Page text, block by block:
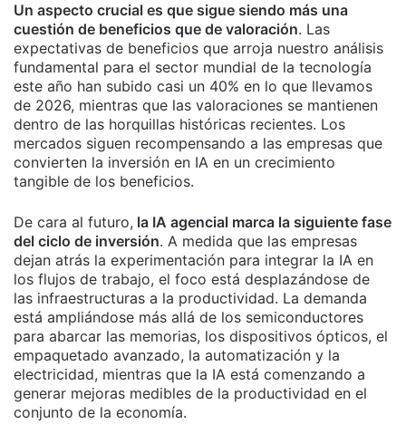
Un aspecto crucial es que sigue siendo más una
cuestión de beneficios que de valoración. Las
expectativas de beneficios que arroja nuestro análisis
fundamental para el sector mundial de la tecnología
este año han subido casi un 40% en lo que llevamos
de 2026, mientras que las valoraciones se mantienen
dentro de las horquillas históricas recientes. Los
mercados siguen recompensando a las empresas que
convierten la inversión en IA en un crecimiento
tangible de los beneficios.
De cara al futuro, la IA agencial marca la siguiente fase
del ciclo de inversión. A medida que las empresas
dejan atrás la experimentación para integrar la IA en
los flujos de trabajo, el foco está desplazándose de
las infraestructuras a la productividad. La demanda
está ampliándose más allá de los semiconductores
para abarcar las memorias, los dispositivos ópticos, el
empaquetado avanzado, la automatización y la
electricidad, mientras que la IA está comenzando a
generar mejoras medibles de la productividad en el
conjunto de la economía.